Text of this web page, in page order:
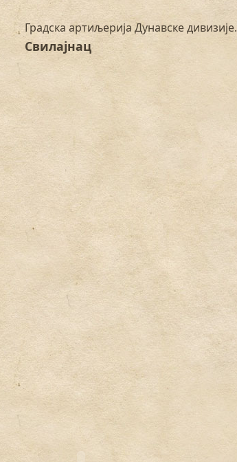
Градска артиљерија Дунавске дивизије.
Свилајнац